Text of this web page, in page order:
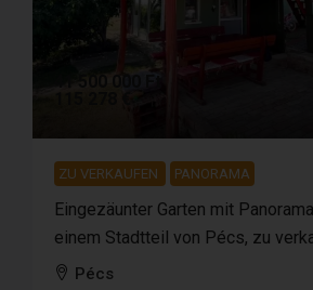
ZU VERKAUFEN PANORAMA
Eingezäunter Garten mit
einem Stadtteil von Pécs, zu
Pécs